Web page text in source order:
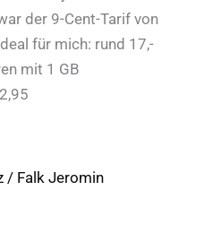
der 9-Cent-Tarif von
für mich: rund 17,-
mit 1 GB
/ Falk Jeromin